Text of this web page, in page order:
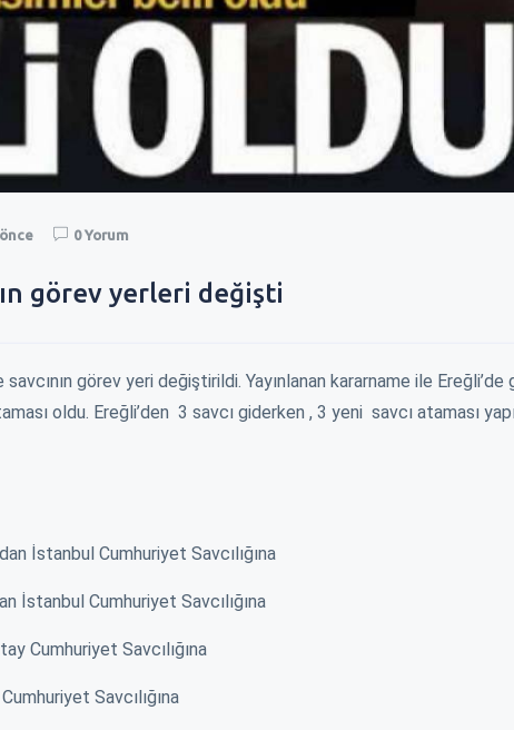
0 Yorum
görev yerleri değişti
görev yeri değiştirildi. Yayınlanan kararname ile Ereğli’de
oldu. Ereğli’den 3 savcı giderken , 3 yeni savcı ataması
İstanbul Cumhuriyet Savcılığına
İstanbul Cumhuriyet Savcılığına
Cumhuriyet Savcılığına
Savcılığına